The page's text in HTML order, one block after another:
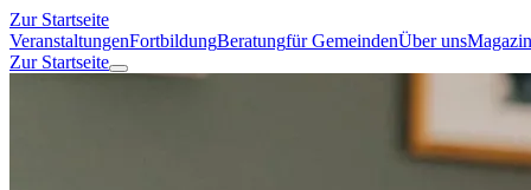
Zur Startseite
VeranstaltungenFortbildungBeratungfür GemeindenÜber unsMagazin
Zur Startseite